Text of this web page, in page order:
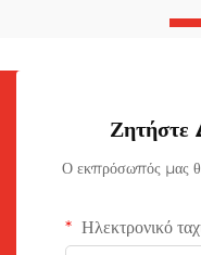
Ο εκπρόσωπός μας
Ηλεκτρονικό